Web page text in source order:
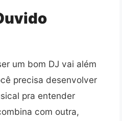
um bom DJ vai além
precisa desenvolver
pra entender
com outra,